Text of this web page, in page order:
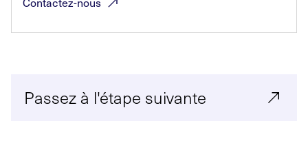
Passez à l'étape suivante